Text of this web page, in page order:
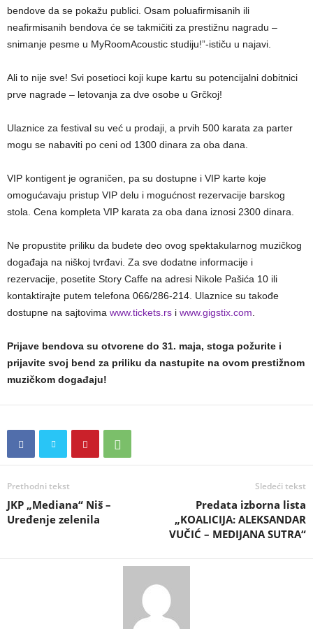
bendove da se pokažu publici. Osam poluafirmisanih ili
neafirmisanih bendova će se takmičiti za prestižnu nagradu –
snimanje pesme u MyRoomAcoustic studiju!”-ističu u najavi.
Ali to nije sve! Svi posetioci koji kupe kartu su potencijalni dobitnici
prve nagrade – letovanja za dve osobe u Grčkoj!
Ulaznice za festival su već u prodaji, a prvih 500 karata za parter
mogu se nabaviti po ceni od 1300 dinara za oba dana.
VIP kontigent je ograničen, pa su dostupne i VIP karte koje
omogućavaju pristup VIP delu i mogućnost rezervacije barskog
stola. Cena kompleta VIP karata za oba dana iznosi 2300 dinara.
Ne propustite priliku da budete deo ovog spektakularnog muzičkog
događaja na niškoj tvrđavi. Za sve dodatne informacije i
rezervacije, posetite Story Caffe na adresi Nikole Pašića 10 ili
kontaktirajte putem telefona 066/286-214. Ulaznice su takođe
dostupne na sajtovima www.tickets.rs i www.gigstix.com
Prijave bendova su otvorene do 31. maja, stoga požurite i
prijavite svoj bend za priliku da nastupite na ovom prestižnom
muzičkom događaju!
Prethodni tekst
JKP „Mediana“ Niš –
Uređenje zelenila
Sledeći tekst
Predata izborna lista
„KOALICIJA: ALEKSANDAR
VUČIĆ – MEDIJANA SUTRA“